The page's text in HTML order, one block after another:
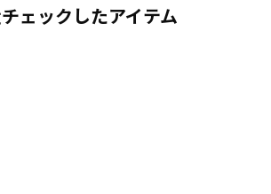
ェックしたアイテム